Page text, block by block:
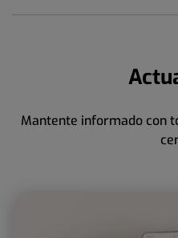
Mantente informado con